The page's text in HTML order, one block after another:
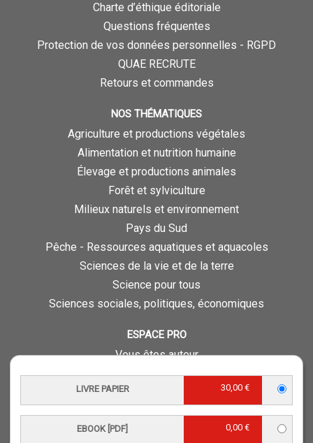
LIVRE PAPIER 30,00 €
EBOOK [PDF] 0,00 €
Charte d’éthique éditoriale
Questions fréquentes
Protection de vos données personnelles - RGPD
QUAE RECRUTE
Retours et commandes
NOS THÉMATIQUES
Agriculture et productions végétales
Alimentation et nutrition humaine
Élevage et productions animales
Forêt et sylviculture
Milieux naturels et environnement
Pays du Sud
Pêche - Ressources aquatiques et aquacoles
Sciences de la vie et de la terre
Science pour tous
Sciences sociales, politiques, économiques
ESPACE PRO
Vous êtes auteur
Vous êtes journaliste
Vous êtes libraire
Foreign rights